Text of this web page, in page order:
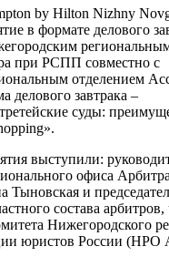
by Hilton Nizhny
в формате делового
при РСПП совместно с
отделением
делового завтрака –
суды:
выступили:
офиса
и
состава
Нижегородского
юристов России